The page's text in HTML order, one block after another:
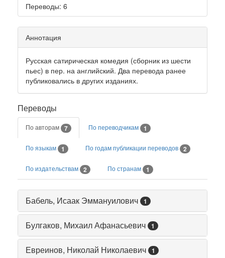
Переводы: 6
Аннотация
Русская сатирическая комедия (сборник из шести
пьес) в пер. на английский. Два перевода ранее
публиковались в других изданиях.
Переводы
По авторам 7 По переводчикам 1
По языкам 1 По годам публикации переводов 2
По издательствам 2 По странам 1
Бабель, Исаак Эммануилович 1
Булгаков, Михаил Афанасьевич 1
Евреинов, Николай Николаевич 1